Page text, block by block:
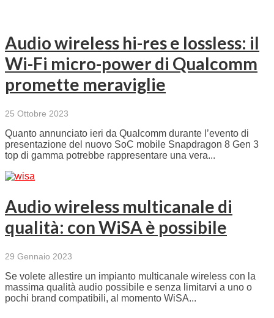
Audio wireless hi-res e lossless: il
Wi-Fi micro-power di Qualcomm
promette meraviglie
25 Ottobre 2023
Quanto annunciato ieri da Qualcomm durante l’evento di
presentazione del nuovo SoC mobile Snapdragon 8 Gen 3
top di gamma potrebbe rappresentare una vera...
Audio wireless multicanale di
qualità: con WiSA è possibile
29 Gennaio 2023
Se volete allestire un impianto multicanale wireless con la
massima qualità audio possibile e senza limitarvi a uno o
pochi brand compatibili, al momento WiSA...